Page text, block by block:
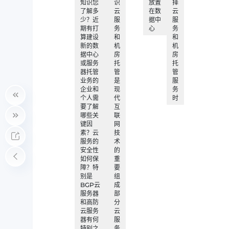
知识您
了解多
少？近
期有打
算建设
新的数
据中心
或服务
器托管
业务的
企业和
个人需
要了解
哪些关
键因
素？云
服务的
安全性
如何保
障？特
别是
BGP云
服务器
和高防
云服务
器有何
识
云
服
务
和
机
房
托
管
是
现
代
互
联
网
技
术
的
重
要
组
成
部
分
云
服
放置
在数
据中
心
择
云
服
务
和
机
房
托
管
服
务
时